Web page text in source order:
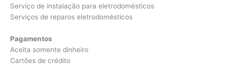
Serviço de instalação para eletrodomésticos
Serviços de reparos eletrodomésticos
Pagamentos
Aceita somente dinheiro
Cartões de crédito